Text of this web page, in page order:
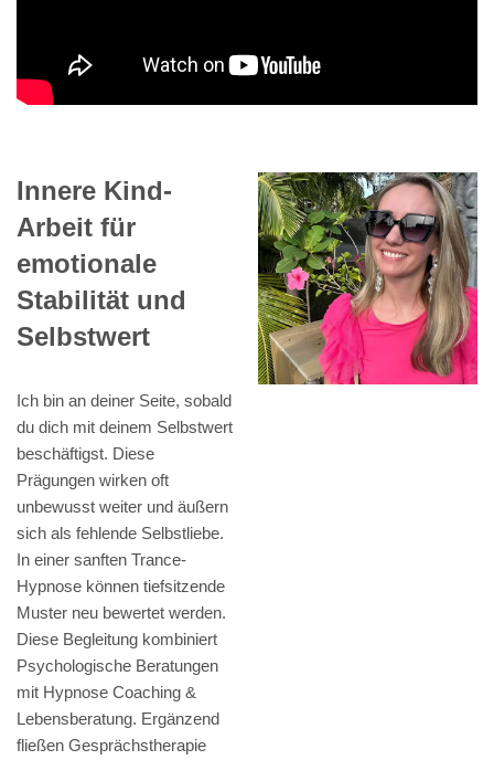
Innere Kind-
Arbeit für
emotionale
Stabilität und
Selbstwert
Ich bin an deiner Seite, sobald
du dich mit deinem Selbstwert
beschäftigst. Diese
Prägungen wirken oft
unbewusst weiter und äußern
sich als fehlende Selbstliebe.
In einer sanften Trance-
Hypnose können tiefsitzende
Muster neu bewertet werden.
Diese Begleitung kombiniert
Psychologische Beratungen
mit Hypnose Coaching &
Lebensberatung. Ergänzend
fließen Gesprächstherapie